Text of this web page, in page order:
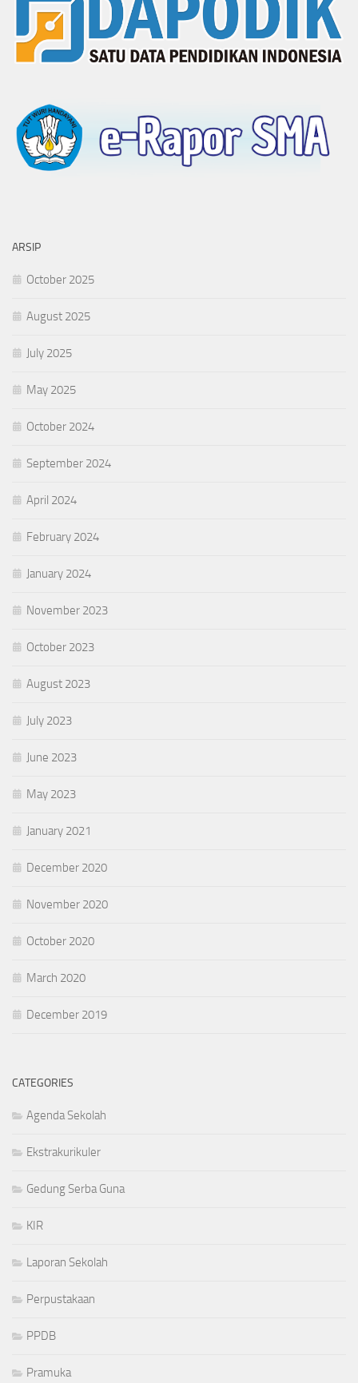
ARSIP
October 2025
August 2025
July 2025
May 2025
October 2024
September 2024
April 2024
February 2024
January 2024
November 2023
October 2023
August 2023
July 2023
June 2023
May 2023
January 2021
December 2020
November 2020
October 2020
March 2020
December 2019
CATEGORIES
Agenda Sekolah
Ekstrakurikuler
Gedung Serba Guna
KIR
Laporan Sekolah
Perpustakaan
PPDB
Pramuka